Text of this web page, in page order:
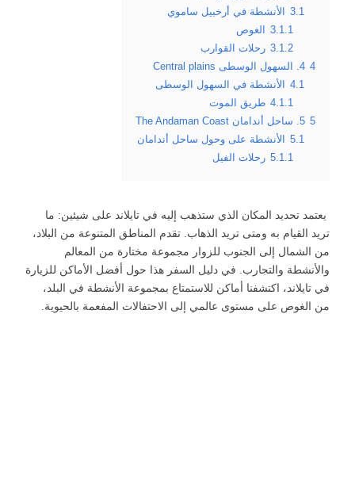
3.1
الأنشطة في أرخبيل ساموي
3.1.1
الغوص
3.1.2 رحلات القوارب
4 4. السهول الوسطى Central plains
4.1
الأنشطة في السهول الوسطى
4.1.1 طريق الموت
5 5. ساحل أندامان The Andaman Coast
5.1
الأنشطة على وحول ساحل أندامان
5.1.1 رحلات الفيل
يعتمد تحديد المكان الذي ستذهب إليه في تايلاند على شيئين: ما
تريد القيام به ومتى تريد الذهاب. تقدم المناطق المتنوعة من البلاد،
من الشمال إلى الجنوب للزوار مجموعة مختارة من المعالم
والأنشطة والتجارب. في دليل السفر هذا حول أفضل الأماكن للزيارة
في تايلاند، اكتشفنا أماكن للاستمتاع بمجموعة الأنشطة في البلد،
من الغوص على مستوى عالمي إلى الاحتفالات المفعمة بالحيوية.